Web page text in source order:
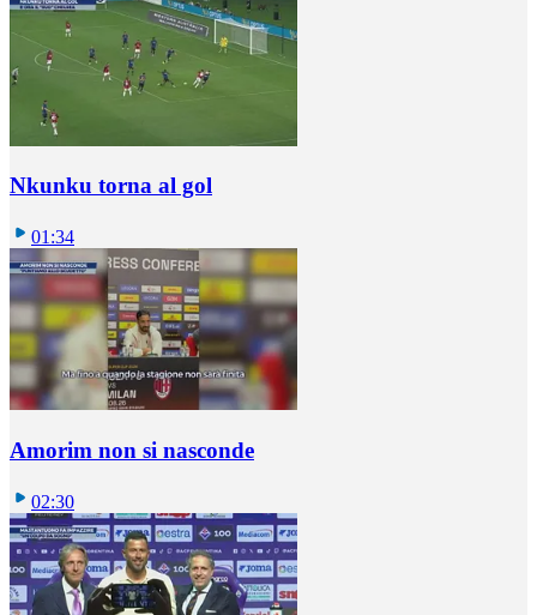
Nkunku torna al gol
01:34
Amorim non si nasconde
02:30